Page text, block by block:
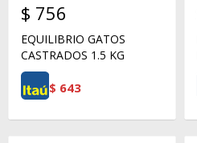
$ 756
EQUILIBRIO GATOS
CASTRADOS 1.5 KG
$ 643